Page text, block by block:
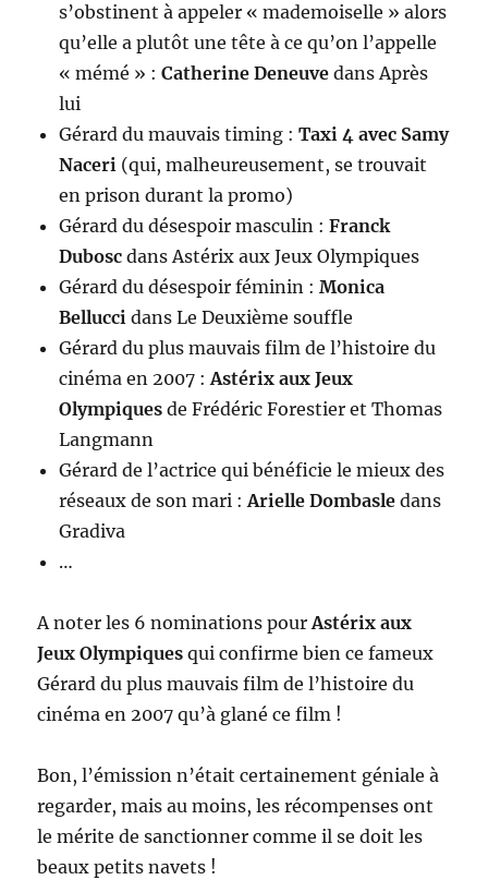
s’obstinent à appeler « mademoiselle » alors
qu’elle a plutôt une tête à ce qu’on l’appelle
« mémé » :Catherine Deneuve dans Après
lui
Gérard du mauvais timing :Taxi 4 avec Samy
Naceri (qui, malheureusement, se trouvait
en prison durant la promo)
Gérard du désespoir masculin :Franck
Dubosc dans Astérix aux Jeux Olympiques
Gérard du désespoir féminin :Monica
Bellucci dans Le Deuxième souffle
Gérard du plus mauvais film de l’histoire du
cinéma en 2007 :Astérix aux Jeux
Olympiques de Frédéric Forestier et Thomas
Langmann
Gérard de l’actrice qui bénéficie le mieux des
réseaux de son mari :Arielle Dombasle dans
Gradiva
…
A noter les 6 nominations pourAstérix aux
Jeux Olympiques qui confirme bien ce fameux
Gérard du plus mauvais film de l’histoire du
cinéma en 2007 qu’à glané ce film !
Bon, l’émission n’était certainement géniale à
regarder, mais au moins, les récompenses ont
le mérite de sanctionner comme il se doit les
beaux petits navets !